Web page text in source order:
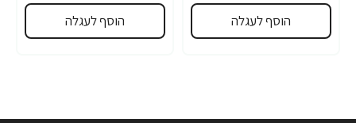
הוסף לעגלה הוסף לעגלה